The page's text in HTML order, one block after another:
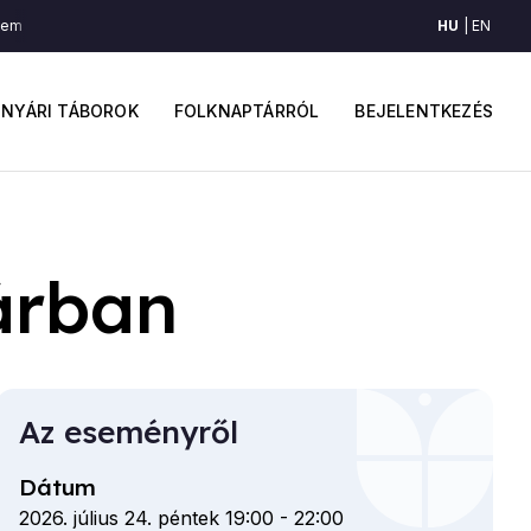
fiók
menüje
BEJELENTKEZÉS
NYÁRI TÁBOROK FOLKNAPTÁRRÓL
alatt foly el a víz (Szék, Észak-Mezőség) Kertem alatt foly el a víz
HU EN
Az eseményről
Dátum
2026. július 24. péntek 19:00 - 22:00